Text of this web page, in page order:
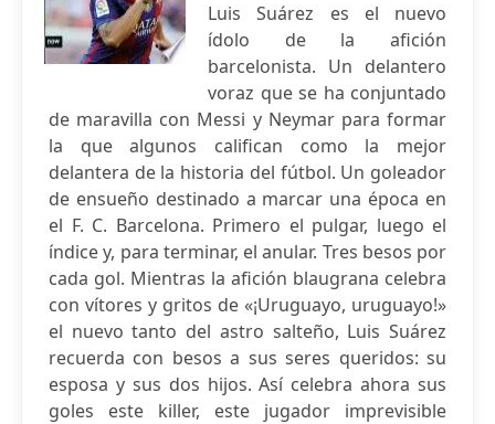
Luis Suárez es el nuevo
ídolo de la afición
barcelonista. Un delantero
voraz que se ha conjuntado
de maravilla con Messi y Neymar para formar
la que algunos califican como la mejor
delantera de la historia del fútbol. Un goleador
de ensueño destinado a marcar una época en
el F. C. Barcelona. Primero el pulgar, luego el
índice y, para terminar, el anular. Tres besos por
cada gol. Mientras la afición blaugrana celebra
con vítores y gritos de «¡Uruguayo, uruguayo!»
el nuevo tanto del astro salteño, Luis Suárez
recuerda con besos a sus seres queridos: su
esposa y sus dos hijos. Así celebra ahora sus
goles este killer, este jugador imprevisible